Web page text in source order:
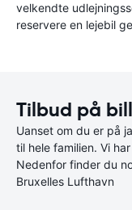
velkendte
reservere en lejebil
Tilbud på
Uanset om du er på
til hele familien. Vi
Nedenfor finder du
Bruxelles Lufthavn